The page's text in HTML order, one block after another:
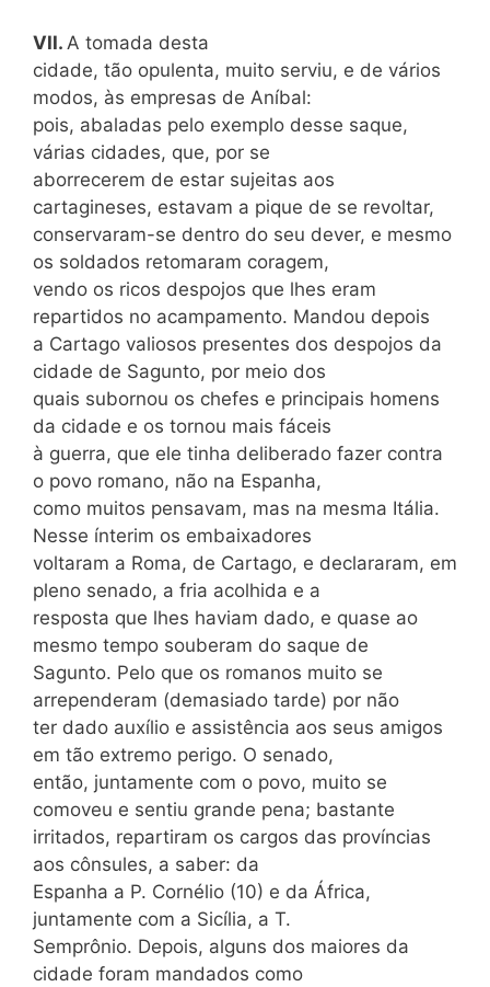
VII. A tomada desta
cidade, tão opulenta, muito serviu, e de vários
modos, às empresas de Aníbal:
pois, abaladas pelo exemplo desse saque,
várias cidades, que, por se
aborrecerem de estar sujeitas aos
cartagineses, estavam a pique de se revoltar,
conservaram-se dentro do seu dever, e mesmo
os soldados retomaram coragem,
vendo os ricos despojos que lhes eram
repartidos no acampamento. Mandou depois
a Cartago valiosos presentes dos despojos da
cidade de Sagunto, por meio dos
quais subornou os chefes e principais homens
da cidade e os tornou mais fáceis
à guerra, que ele tinha deliberado fazer contra
o povo romano, não na Espanha,
como muitos pensavam, mas na mesma Itália.
Nesse ínterim os embaixadores
voltaram a Roma, de Cartago, e declararam, em
pleno senado, a fria acolhida e a
resposta que lhes haviam dado, e quase ao
mesmo tempo souberam do saque de
Sagunto. Pelo que os romanos muito se
arrependeram (demasiado tarde) por não
ter dado auxílio e assistência aos seus amigos
em tão extremo perigo. O senado,
então, juntamente com o povo, muito se
comoveu e sentiu grande pena; bastante
irritados, repartiram os cargos das províncias
aos cônsules, a saber: da
Espanha a P. Cornélio (10) e da África,
juntamente com a Sicília, a T.
Semprônio. Depois, alguns dos maiores da
cidade foram mandados como